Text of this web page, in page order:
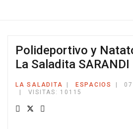
Polideportivo y
La Saladita SARANDI
LA SALADITA ESPACIOS
VISITAS: 10115